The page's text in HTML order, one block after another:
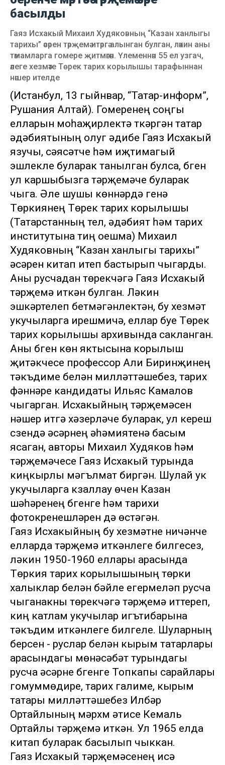
басылды
Гаяз Исхакый Михаил Худяковның “Казан ханлыгы
тарихы” әсәрен тәрҗемә итәргә алынган булган, ләкин аны
тәмамларга гомере җитмәгән. Үлеменнән 55 ел узгач,
әлеге хезмәте Төрек тарих корылышы тарафыннан
нәшер ителде
(Истанбул, 13 гыйнвар, “Татар-информ”,
Рушания Алтай). Гомеренең соңгы
елларын моһаҗирлектә үткәргән татар
әдәбиятының олуг әдибе Гаяз Исхакый
язучы, сәясәтче һәм иҗтимагый
эшлекле буларак танылган булса, бүген
ул каршыбызга тәрҗемәче буларак
чыга. Әле шушы көннәрдә генә
Төркиянең Төрек тарих корылышы
(Татарстанның тел, әдәбият һәм тарих
институтына тиң оешма) Михаил
Худяковның “Казан ханлыгы тарихы”
әсәрен китап итеп бастырып чыгарды.
Аны русчадан төрекчәгә Гаяз Исхакый
тәрҗемә иткән булган. Ләкин
эшкәртелеп бетмәгәнлектән, бу хезмәт
укучыларга ирешмичә, еллар буе Төрек
тарих корылышы архивында сакланган.
Аны бүген көн яктысына корылыш
җитәкчесе профессор Али Биринҗинең
тәкъдиме белән милләттәшебез, тарих
фәннәре кандидаты Ильяс Камалов
чыгарган. Исхакыйның тәрҗемәсен
нәшер итүгә хәзерләүче буларак, ул кереш
сүзендә әсәрнең әһәмиятенә басым
ясаган, авторы Михаил Худяков һәм
тәрҗемәчесе Гаяз Исхакый турында
киңкырлы мәгълүмат биргән. Шулай ук
укучыларга күзаллау өчен Казан
шәһәренең бүгенге һәм тарихи
фотокүренешләрен дә өстәгән.
Гаяз Исхакыйның бу хезмәтне ничәнче
елларда тәрҗемә иткәнлеге билгесез,
ләкин 1950-1960 еллары арасында
Төркия тарих корылышының төрки
халыклар белән бәйле егермеләп русча
чыганакны төрекчәгә тәрҗемә иттереп,
киң катлам укучылар игътибарына
тәкъдим иткәнлеге билгеле. Шуларның
берсен - руслар белән кырым татарлары
арасындагы мөнәсәбәт турындагы
русча әсәрне бүгенге Топкапы сарайлары
гомуммөдире, тарих галиме, кырым
татары милләттәшебез Илбәр
Ортайлының мәрхүм әтисе Кемаль
Ортайлы тәрҗемә иткән. Ул 1965 елда
китап буларак басылып чыккан.
Гаяз Исхакый тәрҗемәсенең исә